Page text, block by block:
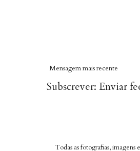
Mensagem mais recente
Subscrever: Enviar
Todas as fotografias, imagens